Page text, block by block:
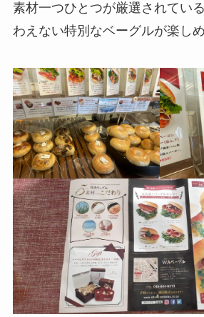
素材一つひとつが厳選されてい
わえない特別なベーグルが楽しめ